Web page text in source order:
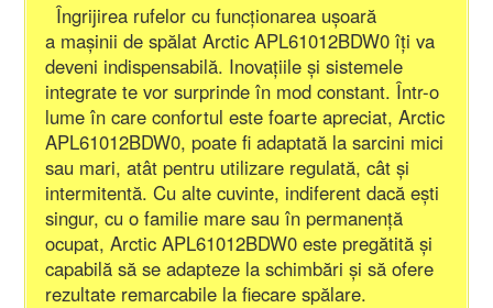
Îngrijirea rufelor cu funcționarea ușoară
a mașinii de spălat Arctic APL61012BDW0 îți va
deveni indispensabilă. Inovațiile și sistemele
integrate te vor surprinde în mod constant. Într-o
lume în care confortul este foarte apreciat, Arctic
APL61012BDW0, poate fi adaptată la sarcini mici
sau mari, atât pentru utilizare regulată, cât și
intermitentă. Cu alte cuvinte, indiferent dacă ești
singur, cu o familie mare sau în permanență
ocupat, Arctic APL61012BDW0 este pregătită și
capabilă să se adapteze la schimbări și să ofere
rezultate remarcabile la fiecare spălare.